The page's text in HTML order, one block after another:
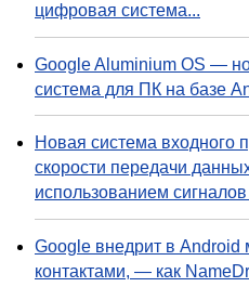
цифровая система...
Google Aluminium OS —
система для ПК на базе
Новая система входного
скорости передачи
использованием
Google внедрит в
контактами, — как